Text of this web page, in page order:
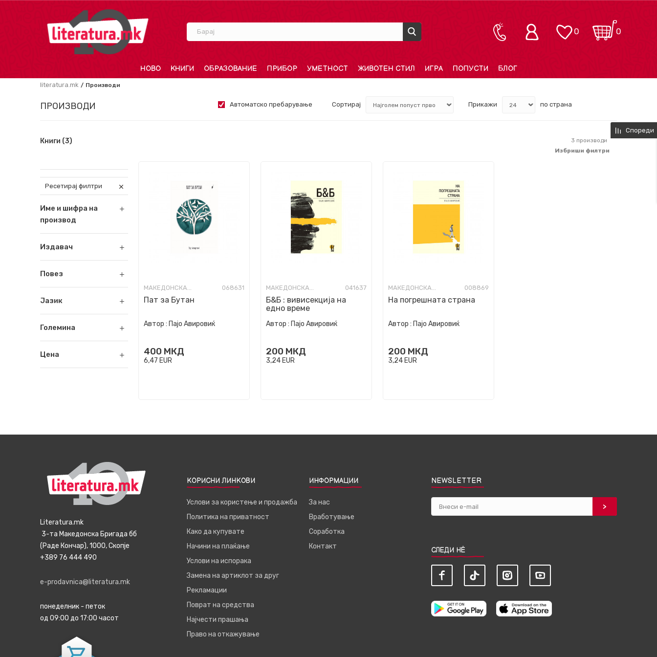
Барај 0
0
НОВО КНИГИ ОБРАЗОВАНИЕ ПРИБОР УМЕТНОСТ ЖИВОТЕН СТИЛ ИГРА ПОПУСТИ БЛОГ
literatura.mk Производи
ПРОИЗВОДИ Автоматско пребарување Сортирај Прикажи по страна
Книги (3)
Ресетирај филтри
Име и шифра на
производ
Издавач
Повез
Јазик
Големина
Цена
3 производи
Избриши филтри
МАКЕДОНСКА КНИЖЕВНОСТ 068631
Пат за Бутан
Автор : Пајо Авировиќ
400 МКД
6,47 EUR
МАКЕДОНСКА ПОЕЗИЈА 041637
Б&Б : вивисекција на
едно време
Автор : Пајо Авировиќ
200 МКД
3,24 EUR
МАКЕДОНСКА ПОЕЗИЈА 008869
На погрешната страна
Автор : Пајо Авировиќ
200 МКД
3,24 EUR
Спореди
Literatura.mk
3-та Македонска Бригада бб
(Раде Кончар), 1000, Скопје
+389 76 444 490
e-prodavnica@literatura.mk
понеделник - петок
од 09:00 до 17:00 часот
КОРИСНИ ЛИНКОВИ
Услови за користење и продажба
Политика на приватност
Како да купувате
Начини на плаќање
Услови на испорака
Замена на артиклот за друг
Рекламации
Поврат на средства
Најчести прашања
Право на откажување
ИНФОРМАЦИИ
За нас
Вработување
Соработка
Контакт
NEWSLETTER
СЛЕДИ НЀ